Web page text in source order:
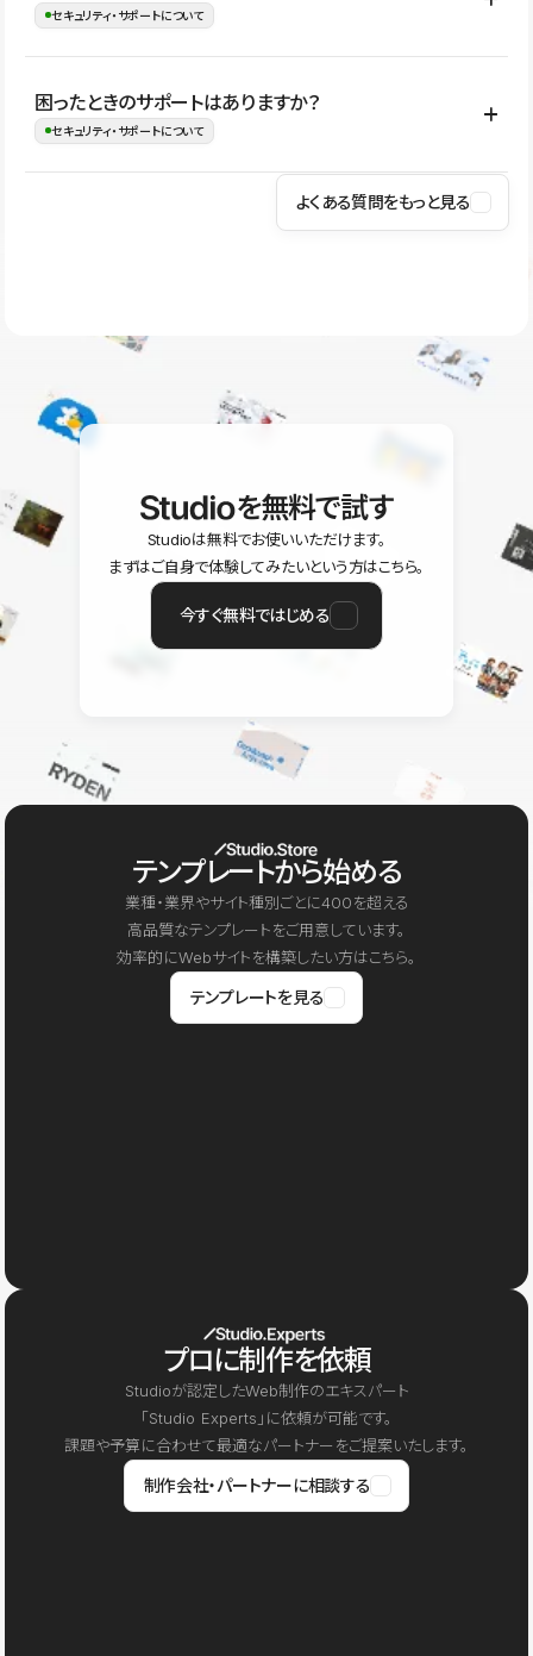
ことで、デザインを崩しにくい状態で運用できます。 さらにコン
ながらレイアウトに影響を与えずに更新作業を進めやすくなりま
す。
セキュリティ・サポートについて
Studioでは、公開サイトやサービスを安全に利用できるよう、通信
の暗号化、データ保護、アクセス管理、脆弱性対策など、複数の観
はSSL/TLSによる通信暗号化に対応しており、悪質なスクリプトの
困ったときのサポートはありますか？
セキュリティ・サポートについて
操作方法や機能については、ヘルプセンターでご確認いただけま
ユーザー同士で質問・相談できるコミュニティもご利用ください。
よくある質問をもっと見る
を無料で試す
Studioは無料でお使いいただけます。
まずはご自身で体験してみたいという方はこちら。
今すぐ無料ではじめる
テンプレートから始める
業種・業界やサイト種別ごとに400を超える
高品質なテンプレートをご用意しています。
効率的にWebサイトを構築したい方はこちら。
テンプレートを見る
プロに制作を依頼
Studioが認定したWeb制作のエキスパート
「Studio Experts」に依頼が可能です。
課題や予算に合わせて最適なパートナーをご提案いたします。
制作会社・パートナーに相談する